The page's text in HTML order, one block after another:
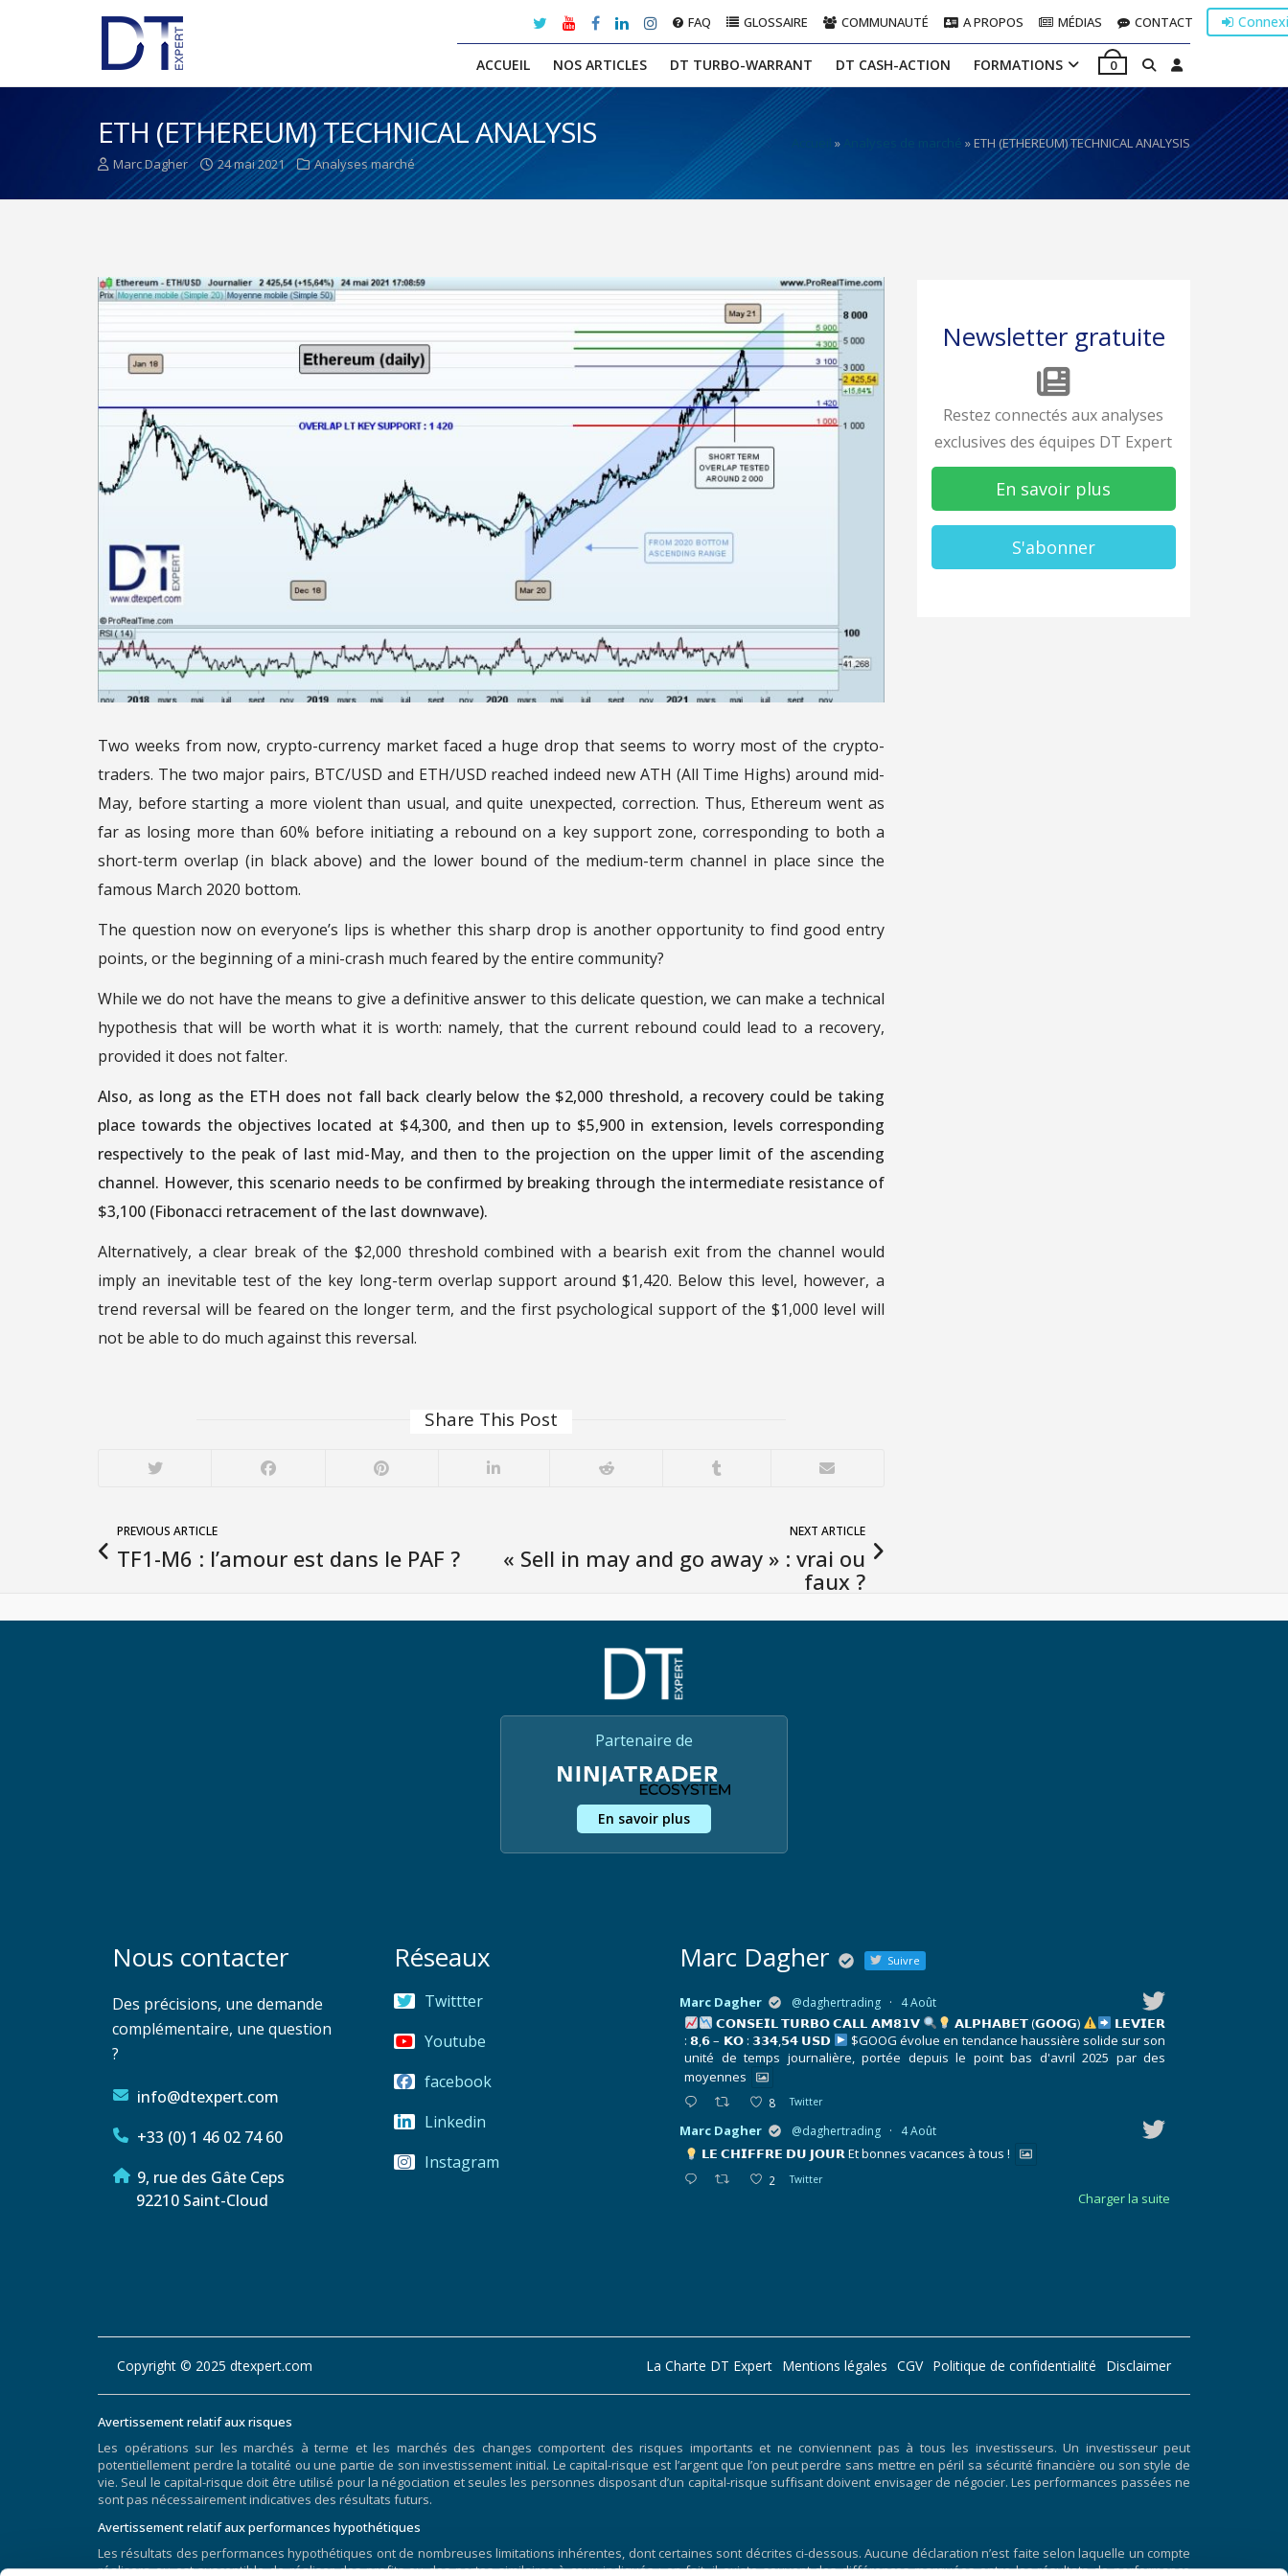
ACCUEIL NOS ARTICLES DT TURBO-WARRANT DT CASH-ACTION FORMATIONS 0
FAQ GLOSSAIRE COMMUNAUTÉ A PROPOS MÉDIAS CONTACT
» Analyses de marché »ETH (ETHEREUM) TECHNICAL ANALYSIS
ETH (ETHEREUM) TECHNICAL ANALYSIS
Marc Dagher 24 mai 2021 Analyses marché
Two weeks from now, crypto-currency market faced a huge drop that seems to worry most of the crypto-
traders. The two major pairs, BTC/USD and ETH/USD reached indeed new ATH (All Time Highs) around mid-
May, before starting a more violent than usual, and quite unexpected, correction. Thus, Ethereum went as
far as losing more than 60% before initiating a rebound on a key support zone, corresponding to both a
short-term overlap (in black above) and the lower bound of the medium-term channel in place since the
famous March 2020 bottom.
The question now on everyone’s lips is whether this sharp drop is another opportunity to find good entry
points, or the beginning of a mini-crash much feared by the entire community?
While we do not have the means to give a definitive answer to this delicate question, we can make a technical
hypothesis that will be worth what it is worth: namely, that the current rebound could lead to a recovery,
provided it does not falter.
Also, as long as the ETH does not fall back clearly below the $2,000 threshold, a recovery could be taking
place towards the objectives located at $4,300, and then up to $5,900 in extension, levels corresponding
respectively to the peak of last mid-May, and then to the projection on the upper limit of the ascending
channel. However, this scenario needs to be confirmed by breaking through the intermediate resistance of
$3,100 (Fibonacci retracement of the last downwave).
Alternatively, a clear break of the $2,000 threshold combined with a bearish exit from the channel would
imply an inevitable test of the key long-term overlap support around $1,420. Below this level, however, a
trend reversal will be feared on the longer term, and the first psychological support of the $1,000 level will
not be able to do much against this reversal.
Share This Post
PREVIOUS ARTICLE
TF1-M6 : l’amour est dans le PAF ?
NEXT ARTICLE
« Sell in may and go away » : vrai ou
faux ?
Newsletter gratuite
Restez connectés aux analyses
exclusives des équipes DT Expert
En savoir plus
S'abonner
Partenaire de
En savoir plus
Nous contacter
Des précisions, une demande
complémentaire, une question
?
info@dtexpert.com
+33 (0) 1 46 02 74 60
9, rue des Gâte Ceps
92210 Saint-Cloud
Réseaux
Twittter
Youtube
facebook
Linkedin
Instagram
Marc Dagher Suivre
Marc Dagher @daghertrading · 4 Août
𝗖𝗢𝗡𝗦𝗘𝗜𝗟 𝗧𝗨𝗥𝗕𝗢 𝗖𝗔𝗟𝗟 𝗔𝗠𝟴𝟭𝗩 𝗔𝗟𝗣𝗛𝗔𝗕𝗘𝗧 (𝗚𝗢𝗢𝗚)
𝗟𝗘𝗩𝗜𝗘𝗥
: 𝟴,𝟲 – 𝗞𝗢 : 𝟯𝟯𝟰,𝟱𝟰 𝗨𝗦𝗗
$GOOG évolue en tendance haussière solide sur son
unité de temps journalière, portée depuis le point bas d'avril 2025 par des
moyennes
8 Twitter
Marc Dagher @daghertrading · 4 Août
𝗟𝗘 𝗖𝗛𝗜𝗙𝗙𝗥𝗘 𝗗𝗨 𝗝𝗢𝗨𝗥Et bonnes vacances à tous !
2 Twitter
Charger la suite
Copyright © 2025 dtexpert.com La Charte DT Expert Mentions légales CGV Politique de confidentialité Disclaimer
Avertissement relatif aux risques
Les opérations sur les marchés à terme et les marchés des changes comportent des risques importants et ne conviennent pas à tous les investisseurs. Un investisseur peut
potentiellement perdre la totalité ou une partie de son investissement initial. Le capital-risque est l’argent que l’on peut perdre sans mettre en péril sa sécurité financière ou son style de
vie. Seul le capital-risque doit être utilisé pour la négociation et seules les personnes disposant d’un capital-risque suffisant doivent envisager de négocier. Les performances passées ne
sont pas nécessairement indicatives des résultats futurs.
Avertissement relatif aux performances hypothétiques
Les résultats des performances hypothétiques ont de nombreuses limitations inhérentes, dont certaines sont décrites ci-dessous. Aucune déclaration n’est faite selon laquelle un compte
réalisera ou est susceptible de réaliser des profits ou des pertes similaires à ceux indiqués ; en fait, il existe souvent des différences marquées entre les résultats de performance